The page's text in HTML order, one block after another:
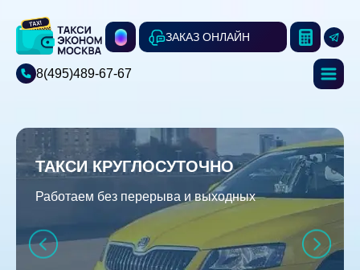
ЗАКАЗ ОНЛАЙН
8(495)489-67-67
ТАКСИ КРУГЛОСУТОЧНО
Работаем без перерыва и выходных